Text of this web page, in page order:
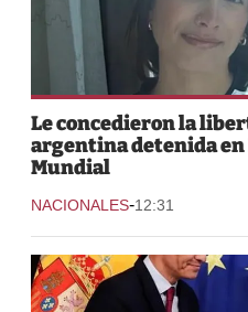
Le concedieron la
argentina detenida en
Mundial
NACIONALES-12:31